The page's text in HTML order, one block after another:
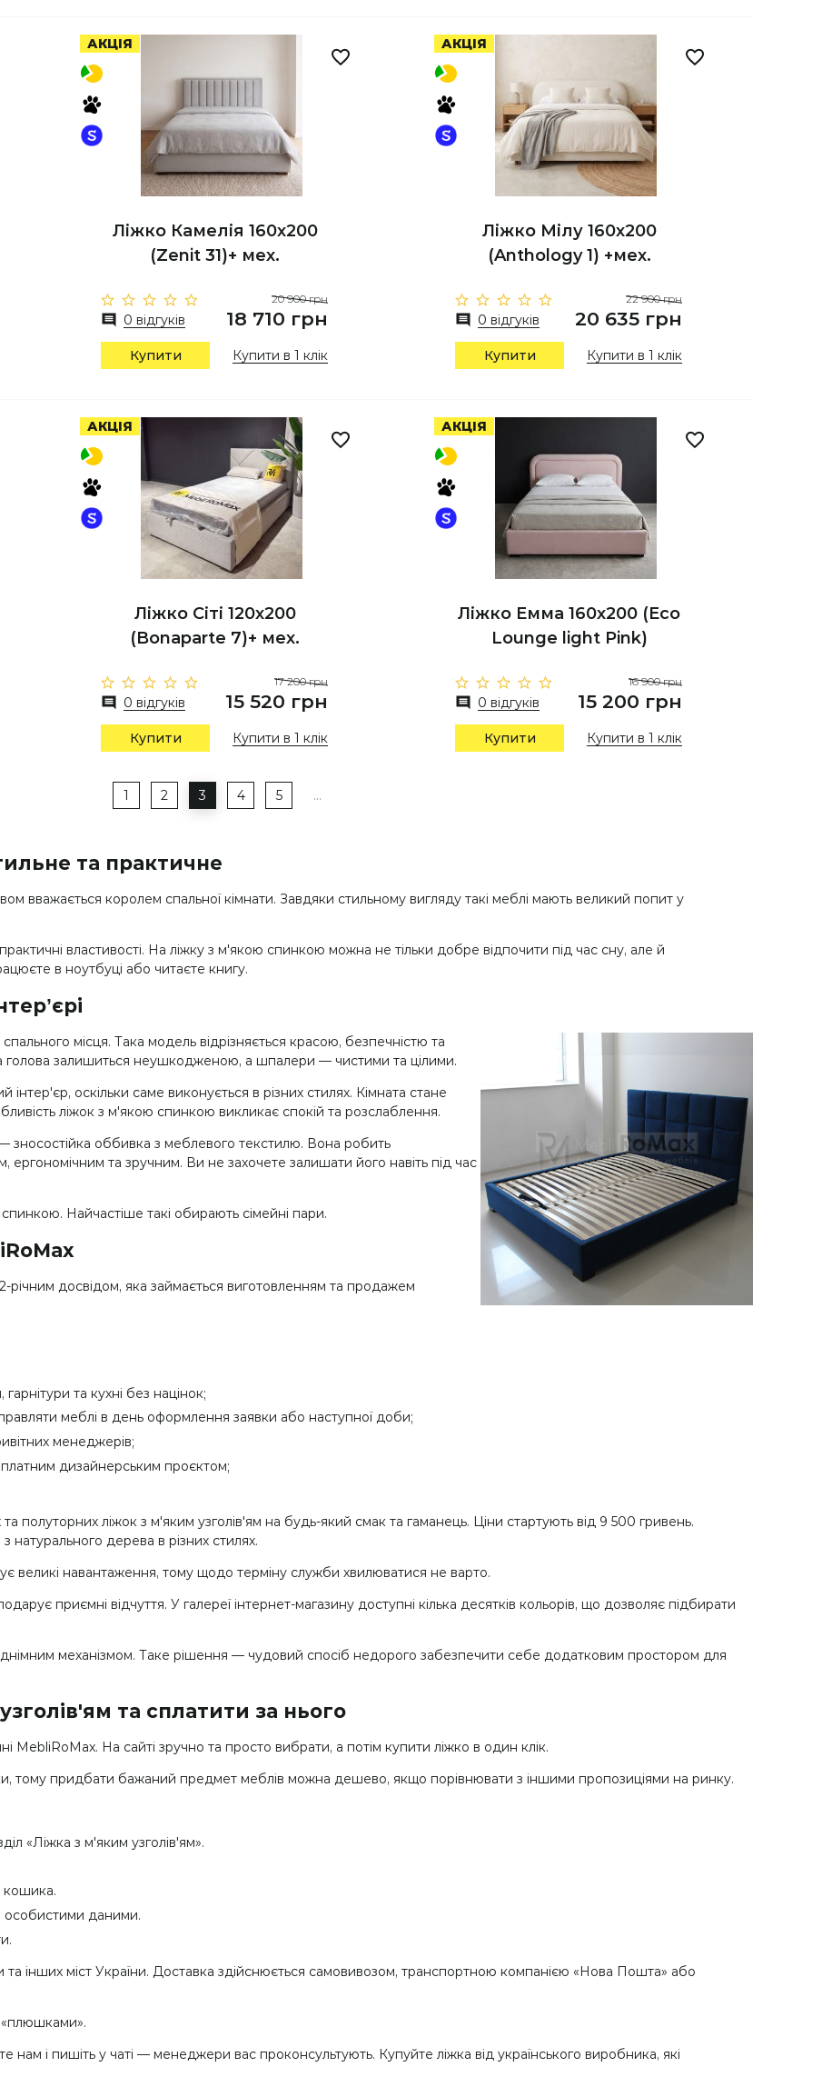
АКЦІЯ
Ліжко Камелія 160х200
(Zenit 31)+ мех.
0 відгуків
20 900 грн
18 710 грн
Купити Купити в 1 клік
АКЦІЯ
Ліжко Мілу 160х200
(Anthology 1) +мех.
0 відгуків
22 900 грн
20 635 грн
Купити Купити в 1 клік
АКЦІЯ
Ліжко Сіті 120х200
(Bonaparte 7)+ мех.
0 відгуків
17 200 грн
15 520 грн
Купити Купити в 1 клік
АКЦІЯ
Ліжко Емма 160х200 (Eco
Lounge light Pink)
0 відгуків
16 900 грн
15 200 грн
Купити Купити в 1 клік
1 2 3 4 5 …
та практичне
вважається королем спальної кімнати. Завдяки стильному вигляду такі меблі мають великий попит у
властивості. На ліжку з м'якою спинкою можна не тільки добре відпочити під час сну, але й
в ноутбуці або читаєте книгу.
місця. Така модель відрізняється красою, безпечністю та
голова залишиться неушкодженою, а шпалери — чистими та цілими.
оскільки саме виконується в різних стилях. Кімната стане
ліжок з м'якою спинкою викликає спокій та розслаблення.
— зносостійка оббивка з меблевого текстилю. Вона робить
ергономічним та зручним. Ви не захочете залишати його навіть під час
Найчастіше такі обирають сімейні пари.
річним досвідом, яка займається виготовленням та продажем
та кухні без націнок;
меблі в день оформлення заявки або наступної доби;
менеджерів;
дизайнерським проєктом;
полуторних ліжок з м'яким узголів'ям на будь-який смак та гаманець. Ціни стартують від 9 500 гривень.
дерева в різних стилях.
великі навантаження, тому щодо терміну служби хвилюватися не варто.
приємні відчуття. У галереї інтернет-магазину доступні кілька десятків кольорів, що дозволяє підбирати
механізмом. Таке рішення — чудовий спосіб недорого забезпечити себе додатковим простором для
та сплатити за нього
На сайті зручно та просто вибрати, а потім купити ліжко в один клік.
тому придбати бажаний предмет меблів можна дешево, якщо порівнювати з іншими пропозиціями на ринку.
«Ліжка з м'яким узголів'ям».
кошика.
даними.
інших міст України. Доставка здійснюється самовивозом, транспортною компанією «Нова Пошта» або
«плюшками».
і пишіть у чаті — менеджери вас проконсультують. Купуйте ліжка від українського виробника, які